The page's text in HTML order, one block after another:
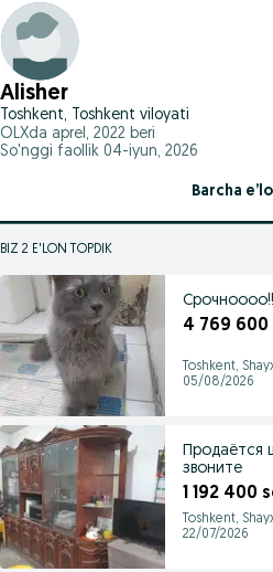
Alisher
Toshkent, Toshkent viloyati
OLXda aprel, 2022 beri
So'nggi faollik 04-iyun, 2026
Barcha
BIZ 2 E'LON TOPDIK
4 769 600
Toshkent,
05/08/2026
Продаётся шкаф
звоните
1 192 400
Toshkent,
22/07/2026